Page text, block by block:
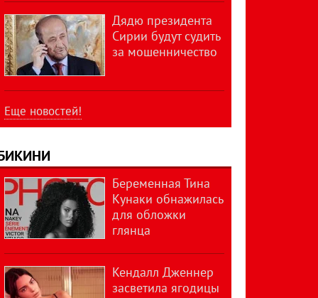
Дядю президента
Сирии будут судить
за мошенничество
Еще новостей!
Беременная Тина
Кунаки обнажилась
для обложки
глянца
Кендалл Дженнер
засветила ягодицы